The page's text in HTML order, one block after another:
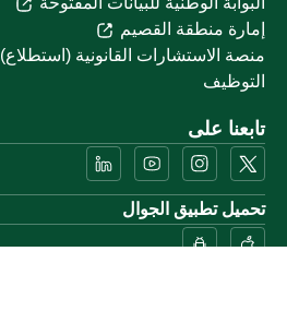
إمارة منطقة القصيم
منصة الاستشارات القانونية (استطلاع)
التوظيف
تابعنا على
تحميل تطبيق الجوال